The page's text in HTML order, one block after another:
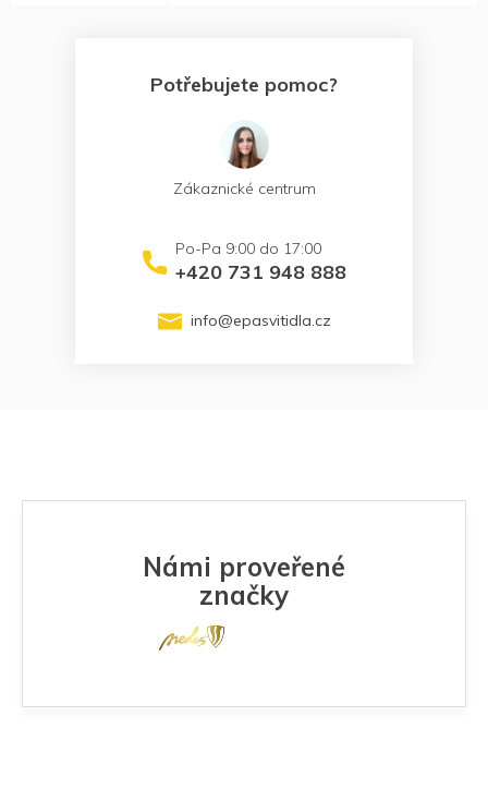
Potřebujete pomoc?
Zákaznické centrum
+420 731 948 888
info@epasvitidla.cz
Námi proveřené
značky